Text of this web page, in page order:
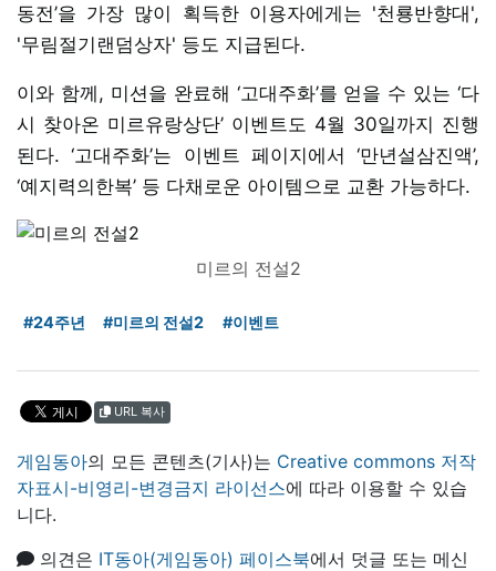
동전’을 가장 많이 획득한 이용자에게는 '천룡반향대',
'무림절기랜덤상자' 등도 지급된다.
이와 함께, 미션을 완료해 ‘고대주화’를 얻을 수 있는 ‘다
시 찾아온 미르유랑상단’ 이벤트도 4월 30일까지 진행
된다. ‘고대주화’는 이벤트 페이지에서 ‘만년설삼진액’,
‘예지력의한복’ 등 다채로운 아이템으로 교환 가능하다.
미르의 전설2
#24주년 #미르의 전설2 #이벤트
URL 복사
게임동아의 모든 콘텐츠(기사)는 Creative commons 저작
자표시-비영리-변경금지 라이선스에 따라 이용할 수 있습
니다.
의견은 IT동아(게임동아) 페이스북에서 덧글 또는 메신